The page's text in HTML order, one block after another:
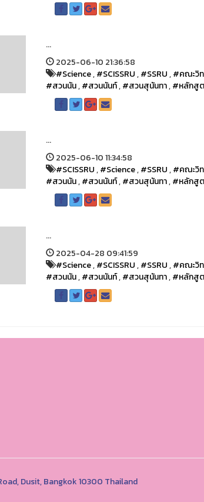
...
2025-06-10 21:36:58
#Science,#SCISSRU,#SSRU,#คณะวิท
#สวนนัน,#สวนนันท์,#สวนสุนันทา,#หลักสู
...
2025-06-10 11:34:58
#SCISSRU,#Science,#SSRU,#คณะวิท
#สวนนัน,#สวนนันท์,#สวนสุนันทา,#หลักสู
...
2025-04-28 09:41:59
#Science,#SCISSRU,#SSRU,#คณะวิท
#สวนนัน,#สวนนันท์,#สวนสุนันทา,#หลักสู
Dusit, Bangkok 10300 Thailand